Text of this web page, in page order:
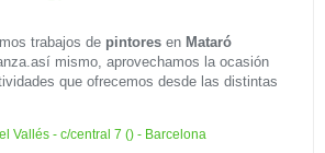
trabajos de pintores en Mataró
mismo, aprovechamos la ocasión
que ofrecemos desde las distintas
Vallés - c/central 7 () - Barcelona